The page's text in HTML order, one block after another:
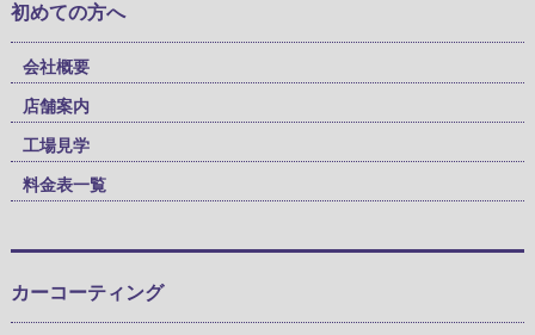
初めての方へ
会社概要
店舗案内
工場見学
料金表一覧
カーコーティング